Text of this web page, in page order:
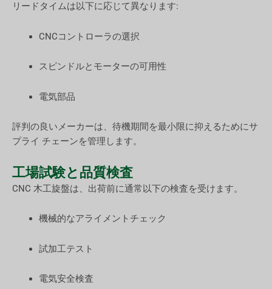
リードタイムは以下に応じて異なります:
CNCコントローラの選択
スピンドルとモーターの可用性
電気部品
評判の良いメーカーは、待機期間を最小限に抑えるためにサ
プライ チェーンを管理します。
工場試験と品質検査
CNC 木工旋盤は、出荷前に通常以下の検査を受けます。
機械的なアライメントチェック
試加工テスト
電気安全検査